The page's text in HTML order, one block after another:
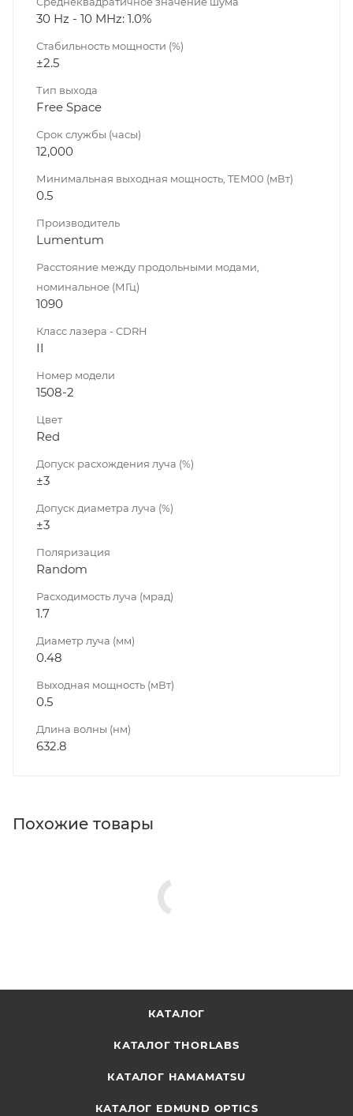
30 Hz - 10 MHz: 1.0%
Стабильность мощности (%)
±2.5
Тип выхода
Free Space
Срок службы (часы)
12,000
Минимальная выходная мощность, TEM00 (мВт)
0.5
Производитель
Lumentum
Расстояние между продольными модами,
номинальное (МГц)
1090
Класс лазера - CDRH
II
Номер модели
1508-2
Цвет
Red
Допуск расхождения луча (%)
±3
Допуск диаметра луча (%)
±3
Поляризация
Random
Расходимость луча (мрад)
1.7
Диаметр луча (мм)
0.48
Выходная мощность (мВт)
0.5
Длина волны (нм)
632.8
Похожие товары
КАТАЛОГ
КАТАЛОГ THORLABS
КАТАЛОГ HAMAMATSU
КАТАЛОГ EDMUND OPTICS